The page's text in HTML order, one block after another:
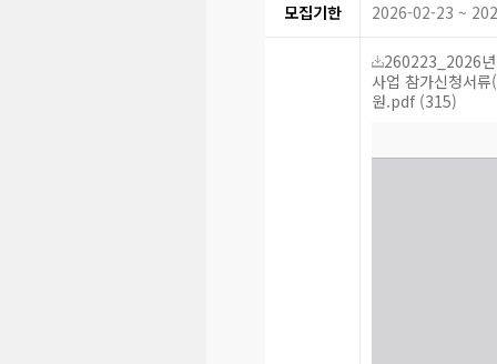
모집기한 2026-02-23 ~
260223_2026
사업 참가신청서
원.pdf (315)